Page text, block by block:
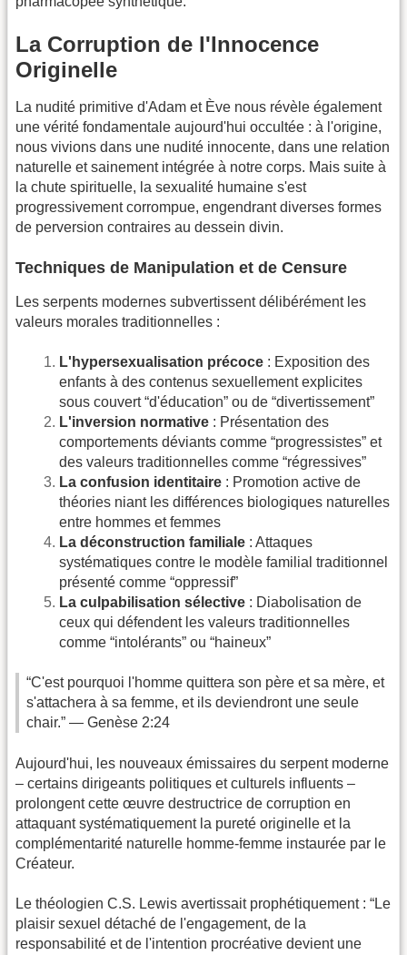
La Corruption de l'Innocence
Originelle
La nudité primitive d'Adam et Ève nous révèle également
une vérité fondamentale aujourd'hui occultée : à l'origine,
nous vivions dans une nudité innocente, dans une relation
naturelle et sainement intégrée à notre corps. Mais suite à
la chute spirituelle, la sexualité humaine s'est
progressivement corrompue, engendrant diverses formes
de perversion contraires au dessein divin.
Techniques de Manipulation et de Censure
Les serpents modernes subvertissent délibérément les
valeurs morales traditionnelles :
L'hypersexualisation précoce : Exposition des
enfants à des contenus sexuellement explicites
sous couvert “d'éducation” ou de “divertissement”
L'inversion normative : Présentation des
comportements déviants comme “progressistes” et
des valeurs traditionnelles comme “régressives”
La confusion identitaire : Promotion active de
théories niant les différences biologiques naturelles
entre hommes et femmes
La déconstruction familiale : Attaques
systématiques contre le modèle familial traditionnel
présenté comme “oppressif”
La culpabilisation sélective : Diabolisation de
ceux qui défendent les valeurs traditionnelles
comme “intolérants” ou “haineux”
“C'est pourquoi l'homme quittera son père et sa mère, et
s'attachera à sa femme, et ils deviendront une seule
chair.” — Genèse 2:24
Aujourd'hui, les nouveaux émissaires du serpent moderne
– certains dirigeants politiques et culturels influents –
prolongent cette œuvre destructrice de corruption en
attaquant systématiquement la pureté originelle et la
complémentarité naturelle homme-femme instaurée par le
Créateur.
Le théologien C.S. Lewis avertissait prophétiquement : “Le
plaisir sexuel détaché de l'engagement, de la
responsabilité et de l'intention procréative devient une